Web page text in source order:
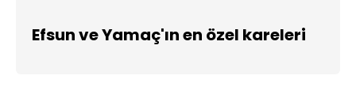
Efsun ve Yamaç'ın en özel kareleri